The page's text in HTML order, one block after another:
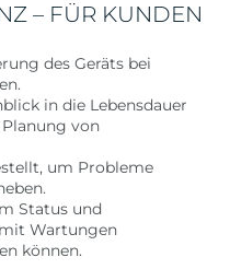
– FÜR KUNDEN
des Geräts bei
in die Lebensdauer
von
um Probleme
Status und
Wartungen
können.